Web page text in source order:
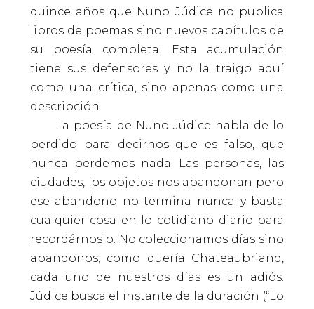
quince años que Nuno Júdice no publica
libros de poemas sino nuevos capítulos de
su poesía completa. Esta acumulación
tiene sus defensores y no la traigo aquí
como una crítica, sino apenas como una
descripción.
La poesía de Nuno Júdice habla de lo
perdido para decirnos que es falso, que
nunca perdemos nada. Las personas, las
ciudades, los objetos nos abandonan pero
ese abandono no termina nunca y basta
cualquier cosa en lo cotidiano diario para
recordárnoslo. No coleccionamos días sino
abandonos; como quería Chateaubriand,
cada uno de nuestros días es un adiós.
Júdice busca el instante de la duración (“Lo